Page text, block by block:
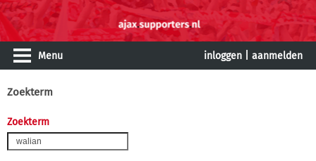
Menu inloggen aanmelden
Zoekterm
Zoekterm